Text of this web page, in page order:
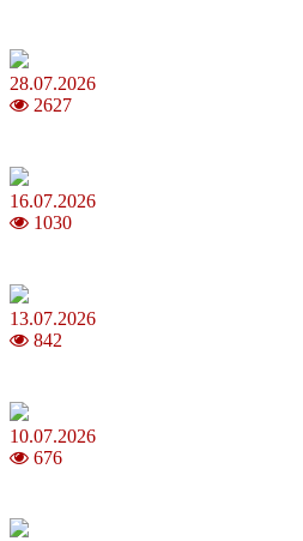
28.07.2026
2627
16.07.2026
1030
13.07.2026
842
10.07.2026
676